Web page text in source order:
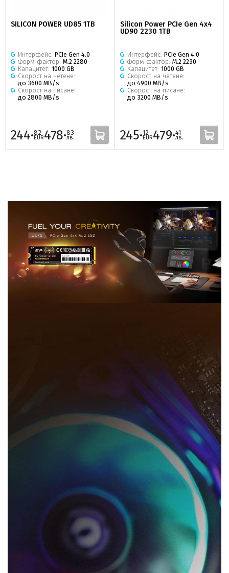
SILICON POWER UD85 1TB
Интерфейс: PCIe Gen 4.0
Форм фактор: M.2 2280
Капацитет: 1000 GB
Скорост на четене:
до 3600 MB/s
Скорост на писане:
до 2800 MB/s
244·82
EUR478·83
лв.
Silicon Power PCIe Gen 4x4
UD90 2230 1TB
Интерфейс: PCIe Gen 4.0
Форм фактор: M.2 2230
Капацитет: 1000 GB
Скорост на четене:
до 4900 MB/s
Скорост на писане:
до 3200 MB/s
245·12
EUR479·41
лв.